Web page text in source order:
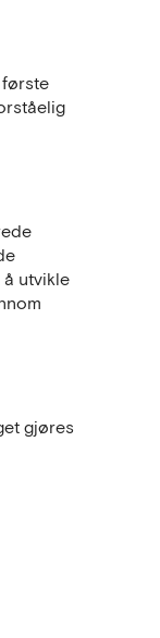
utvikle
gjøres